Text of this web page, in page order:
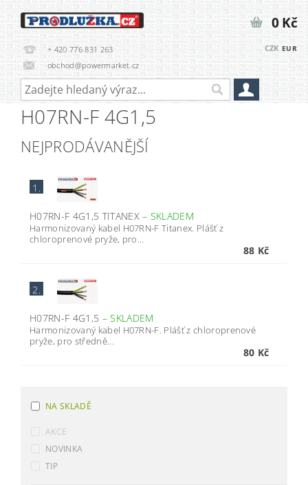
+ 420 776 831 263
obchod@powermarket.cz
CZK EUR
0 Kč
H07RN-F 4G1,5
NEJPRODÁVANĚJŠÍ
1.
H07RN-F 4G1,5 TITANEX– SKLADEM
Harmonizovaný kabel H07RN-F Titanex. Plášť z
chloroprenové pryže, pro...
88 Kč
2.
H07RN-F 4G1,5 –SKLADEM
Harmonizovaný kabel H07RN-F. Plášť z chloroprenové
pryže, pro středně...
80 Kč
NA SKLADĚ
AKCE
NOVINKA
TIP